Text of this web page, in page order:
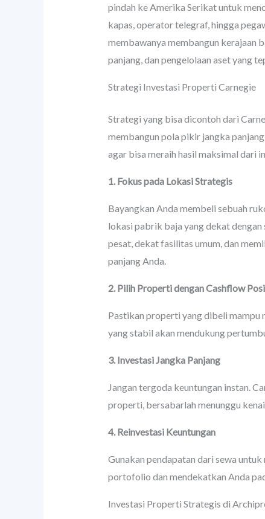
pindah ke Amerika Serikat untuk
kapas, operator telegraf, hingga
membawanya membangun kerajaan
panjang, dan pengelolaan aset yang
Strategi Investasi Properti Carnegie
Strategi yang bisa dicontoh dari
membangun pola pikir jangka
agar bisa meraih hasil maksimal dari
1. Fokus pada Lokasi Strategis
Bayangkan Anda membeli sebuah
lokasi pabrik baja yang dekat
pesat, dekat fasilitas umum, dan
panjang Anda.
2. Pilih Properti dengan Cashflow
Pastikan properti yang dibeli mampu
yang stabil akan mendukung
3. Investasi Jangka Panjang
Jangan tergoda keuntungan instan.
properti, bersabarlah menunggu
4. Reinvestasi Keuntungan
Gunakan pendapatan dari sewa
portofolio dan mendekatkan Anda
Investasi Properti Strategis di